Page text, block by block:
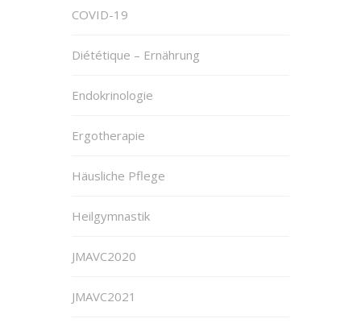
COVID-19
Diététique – Ernährung
Endokrinologie
Ergotherapie
Häusliche Pflege
Heilgymnastik
JMAVC2020
JMAVC2021